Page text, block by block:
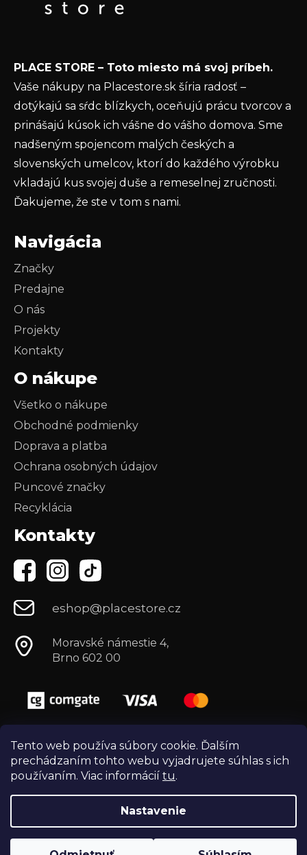
Tento web používa súbory cookie. Ďalším
prechádzaním tohto webu vyjadrujete súhlas s ich
používaním. Viac informácií tu.
Nastavenie
ochrany osobných údajov
PRIHLÁSIŤ SA
PLACE STORE – Toto miesto má svoj príbeh.
Vaše nákupy na Placestore.sk šíria radosť –
dotýkajú sa sŕdc blízkych, oceňujú prácu tvorcov a
prinášajú kúsok ich vášne do vášho domova. Sme
nadšeným spojencom malých českých a
slovenských umelcov, ktorí do každého výrobku
vkladajú kus svojej duše a remeselnej zručnosti.
Ďakujeme, že ste v tom s nami.
Navigácia
Značky
Predajne
O nás
Projekty
Kontakty
O nákupe
Všetko o nákupe
Obchodné podmienky
Doprava a platba
Ochrana osobných údajov
Puncové značky
Recyklácia
Kontakty
eshop@placestore.cz
Moravské námestie 4,
Brno 602 00
Vytvoril Shoptet
Copyright 2026Môj e-shop. Všetky práva